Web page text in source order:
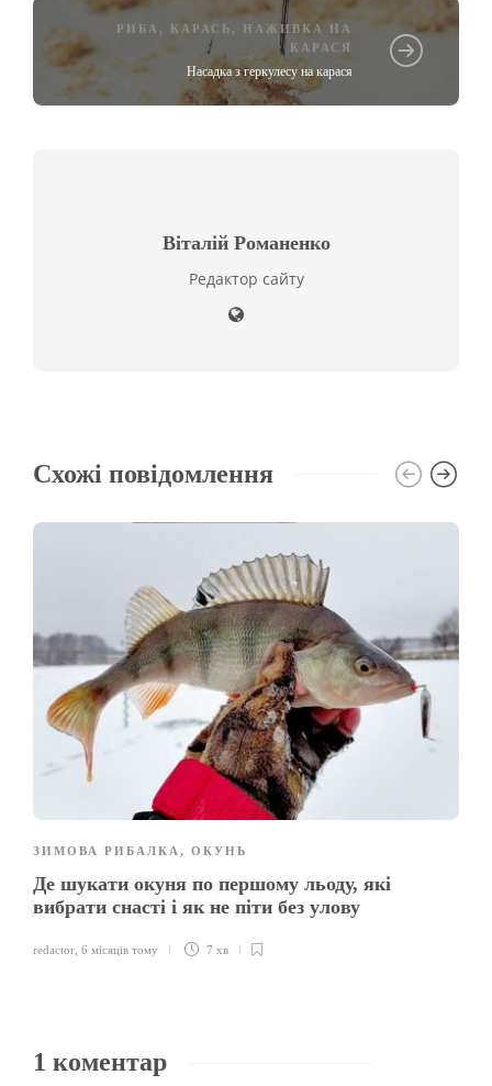
РИБА , КАРАСЬ , НАЖИВКА НА
КАРАСЯ
Насадка з геркулесу на карася
Віталій Романенко
Редактор сайту
Схожі повідомлення
ЗИМОВА РИБАЛКА , ОКУНЬ
Де шукати окуня по першому льоду, які
вибрати снасті і як не піти без улову
redactor 6 місяців тому 7 хв
1 коментар